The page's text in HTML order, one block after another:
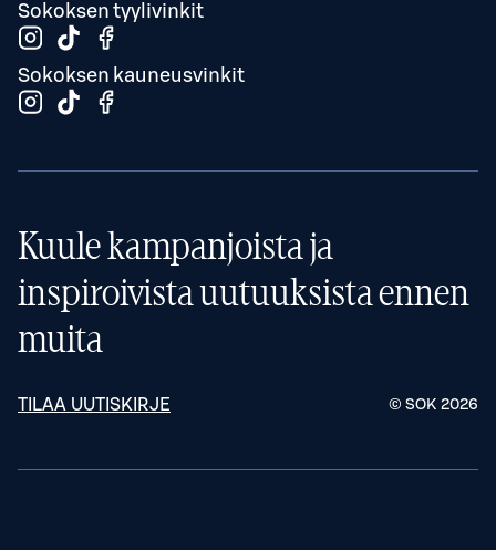
Sokoksen tyylivinkit
Sokoksen kauneusvinkit
Kuule kampanjoista ja
inspiroivista uutuuksista ennen
muita
TILAA UUTISKIRJE © SOK 2026